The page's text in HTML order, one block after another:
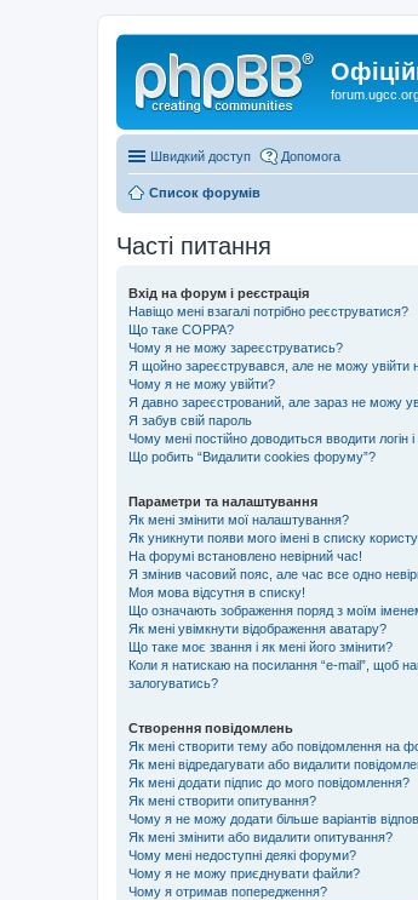
Швидкий доступ Допомога
Список форумів
Часті питання
Вхід на форум і реєстрація
Навіщо мені взагалі потрібно реєструватися?
Що таке COPPA?
Чому я не можу зареєструватись?
Я щойно зареєструвався, але не можу увійти
Чому я не можу увійти?
Я давно зареєстрований, але зараз не можу
Я забув свій пароль
Чому мені постійно доводиться вводити логін
Що робить “Видалити cookies форуму”?
Параметри та налаштування
Як мені змінити мої налаштування?
Як уникнути появи мого імені в списку
На форумі встановлено невірний час!
Я змінив часовий пояс, але час все одно
Моя мова відсутня в списку!
Що означають зображення поряд з моїм
Як мені увімкнути відображення аватару?
Що таке моє звання і як мені його змінити?
Коли я натискаю на посилання “e-mail”, щоб
залогуватись?
Створення повідомлень
Як мені створити тему або повідомлення на
Як мені відредагувати або видалити
Як мені додати підпис до мого повідомлення?
Як мені створити опитування?
Чому я не можу додати більше варіантів
Як мені змінити або видалити опитування?
Чому мені недоступні деякі форуми?
Чому я не можу приєднувати файли?
Чому я отримав попередження?